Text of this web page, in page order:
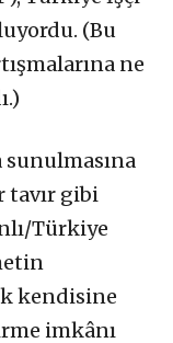
(Bu
ne
tavır gibi
Türkiye
kendisine
imkânı